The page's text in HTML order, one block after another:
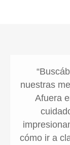
nuestras
Afuera
cómo ir a